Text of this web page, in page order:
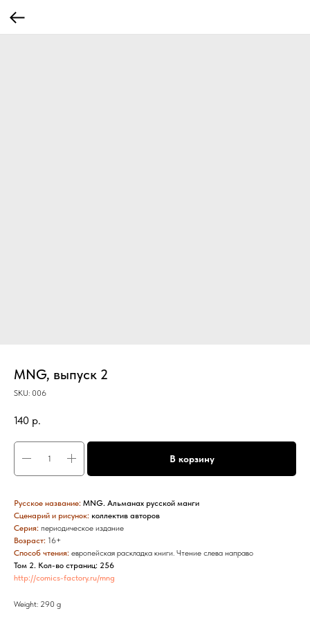
MNG, выпуск 2
SKU: 006
140 р.
В корзину
Русское название: MNG. Альманах русской манги
Сценарий и рисунок: коллектив авторов
Серия: периодическое издание
Возраст: 16+
Способ чтения: европейская раскладка книги. Чтение слева направо
Том 2. Кол-во страниц: 256
http://comics-factory.ru/mng
Weight: 290 g